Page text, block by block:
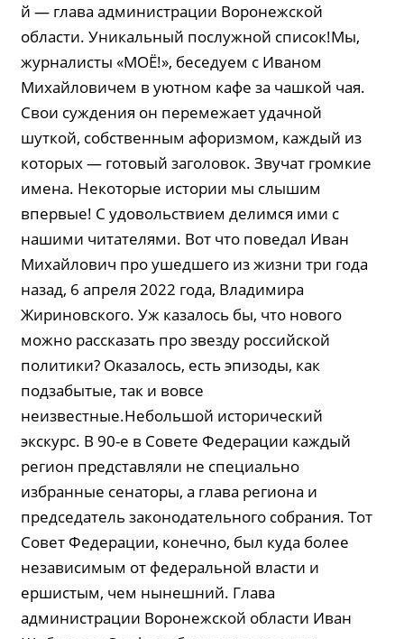
й — глава администрации Воронежской
области. Уникальный послужной список!Мы,
журналисты «МОЁ!», беседуем с Иваном
Михайловичем в уютном кафе за чашкой чая.
Свои суждения он перемежает удачной
шуткой, собственным афоризмом, каждый из
которых — готовый заголовок. Звучат громкие
имена. Некоторые истории мы слышим
впервые! С удовольствием делимся ими с
нашими читателями. Вот что поведал Иван
Михайлович про ушедшего из жизни три года
назад, 6 апреля 2022 года, Владимира
Жириновского. Уж казалось бы, что нового
можно рассказать про звезду российской
политики? Оказалось, есть эпизоды, как
подзабытые, так и вовсе
неизвестные.Небольшой исторический
экскурс. В 90-е в Совете Федерации каждый
регион представляли не специально
избранные сенаторы, а глава региона и
председатель законодательного собрания. Тот
Совет Федерации, конечно, был куда более
независимым от федеральной власти и
ершистым, чем нынешний. Глава
администрации Воронежской области Иван